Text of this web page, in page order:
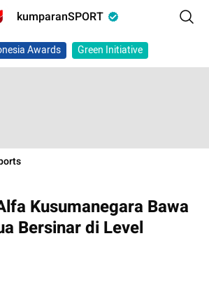
kumparanSPORT
Awards Green Initiative
Kusumanegara Bawa
Bersinar di Level